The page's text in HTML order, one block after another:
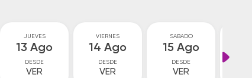
JUEVES
13 Ago
DESDE
VER
VIERNES
14 Ago
DESDE
VER
SABADO
15 Ago
DESDE
VER